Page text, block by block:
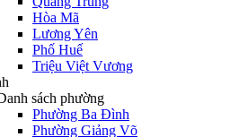
Hòa Mã
Lương Yên
Phố Huế
Triệu Việt Vương
sách phường
Phường Ba Đình
Phường Giảng Võ